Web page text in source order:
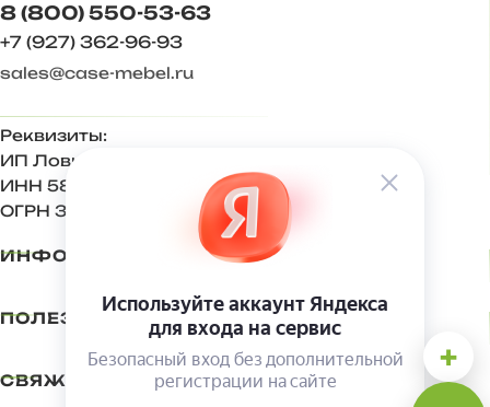
Даша Мишурова
анастасия к. 10.09.2025
0
Захарова Анна
8 (800) 550-53-63
+7 (927) 362-96-93
sales@case-mebel.ru
Реквизиты:
ИП Ловкова Ирина Евгеньевна
ИНН 583409650270
ОГРН 321583500001500
ИНФОРМАЦИЯ
ПОЛЕЗНОЕ
СВЯЖИТЕСЬ С НАМИ
+